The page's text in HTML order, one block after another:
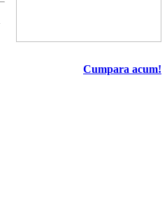
Cumpara acum!